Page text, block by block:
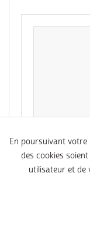
PDF
Agenda
En poursuivant
des cookies
utilisateur et de